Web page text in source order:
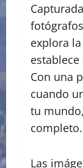
explora
Con una
cuando
tu
completo.
Las